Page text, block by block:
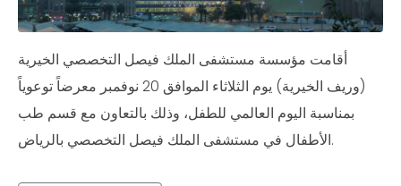
أقامت مؤسسة مستشفى الملك فيصل التخصصي الخيرية
(وريف الخيرية) يوم الثلاثاء الموافق 20 نوفمبر معرضاً توعوياً
بمناسبة اليوم العالمي للطفل، وذلك بالتعاون مع قسم طب
الأطفال في مستشفى الملك فيصل التخصصي بالرياض.